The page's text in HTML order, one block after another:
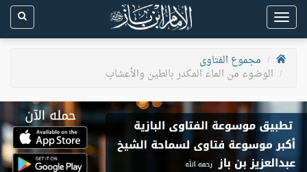
Toggle
navigation
مجموع الفتاوى
الوضوء من الماء المكدر بالطين والأعشاب